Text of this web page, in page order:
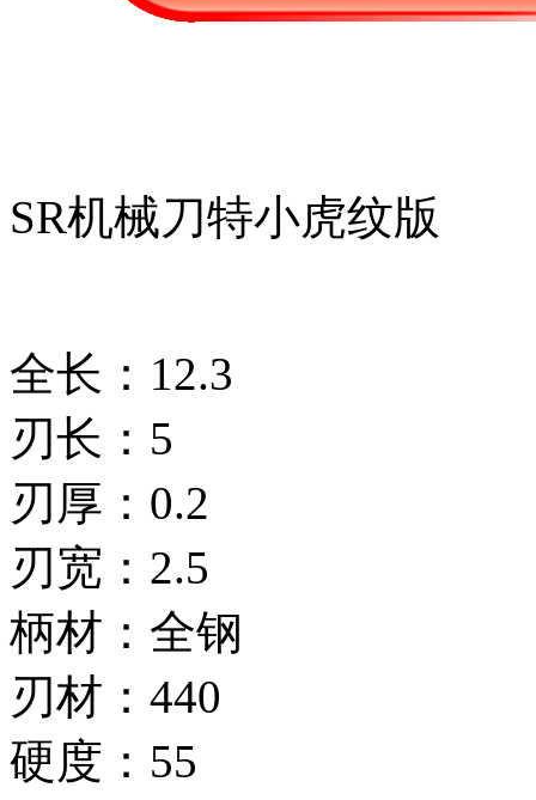
SR机械刀特小虎纹版
全长：12.3
刃长：5
刃厚：0.2
刃宽：2.5
柄材：全钢
刃材：440
硬度：55